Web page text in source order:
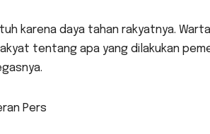
karena daya tahan rakyatnya.
tentang apa yang dilakukan
Pers